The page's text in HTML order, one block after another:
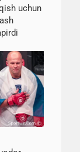
uchun